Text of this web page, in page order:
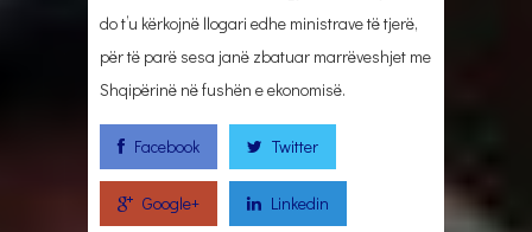
do t’u kërkojnë llogari edhe ministrave të tjerë,
për të parë sesa janë zbatuar marrëveshjet me
Shqipërinë në fushën e ekonomisë.
Facebook Twitter
Google+ Linkedin